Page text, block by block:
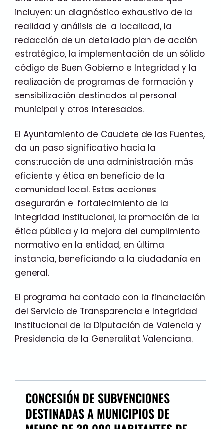
incluyen: un diagnóstico exhaustivo de la
realidad y análisis de la localidad, la
redacción de un detallado plan de acción
estratégico, la implementación de un sólido
código de Buen Gobierno e Integridad y la
realización de programas de formación y
sensibilización destinados al personal
municipal y otros interesados.
El Ayuntamiento de Caudete de las Fuentes,
da un paso significativo hacia la
construcción de una administración más
eficiente y ética en beneficio de la
comunidad local. Estas acciones
asegurarán el fortalecimiento de la
integridad institucional, la promoción de la
ética pública y la mejora del cumplimiento
normativo en la entidad, en última
instancia, beneficiando a la ciudadanía en
general.
El programa ha contado con la financiación
del Servicio de Transparencia e Integridad
Institucional de la Diputación de Valencia y
Presidencia de la Generalitat Valenciana.
CONCESIÓN DE SUBVENCIONES
DESTINADAS A MUNICIPIOS DE